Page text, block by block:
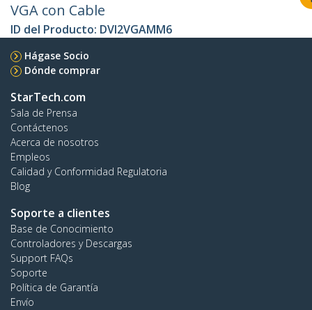
VGA con Cable
ID del Producto: DVI2VGAMM6
Hágase Socio
Dónde comprar
StarTech.com
Sala de Prensa
Contáctenos
Acerca de nosotros
Empleos
Calidad y Conformidad Regulatoria
Blog
Soporte a clientes
Base de Conocimiento
Controladores y Descargas
Support FAQs
Soporte
Política de Garantía
Envío